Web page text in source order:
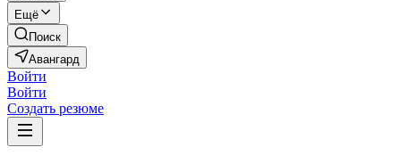
Ещё
Поиск
Авангард
Войти
Войти
Создать резюме